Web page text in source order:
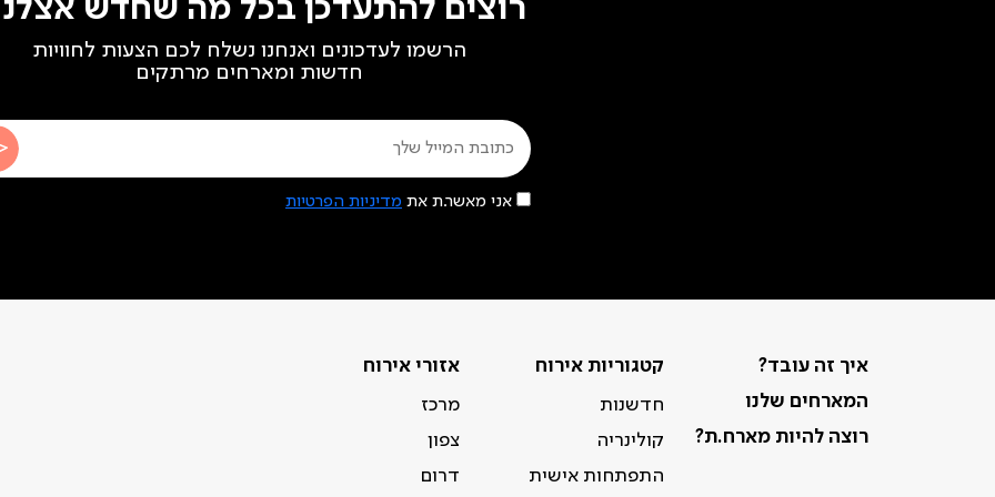
רוצים להתעדכן בכל מה שחדש
הרשמו לעדכונים ואנחנו נשלח לכם הצעות לחוויות
חדשות ומארחים מרתקים
אני מאשר.ת את מדיניות הפרטיות
איך זה עובד?
המארחים שלנו
רוצה להיות מארח.ת?
קטגוריות אירוח
חדשנות
קולינריה
התפתחות אישית
אזורי אירוח
מרכז
צפון
דרום